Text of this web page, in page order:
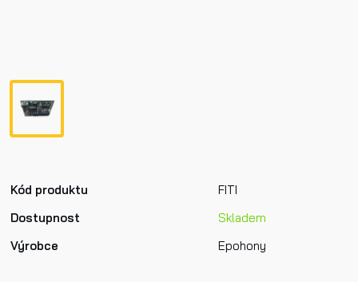
Kód produktu
FITI
Dostupnost
Skladem
Výrobce
Epohony